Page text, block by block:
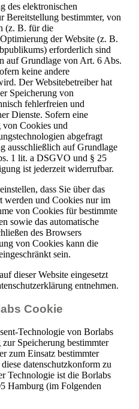
des elektronischen
Bereitstellung bestimmter, von
(z. B. für die
der Website (z. B.
erforderlich sind
auf Grundlage von Art. 6 Abs.
keine andere
Der Websitebetreiber hat
Speicherung von
fehlerfreien und
Dienste. Sofern eine
Cookies und
abgefragt
ausschließlich auf Grundlage
1 lit. a DSGVO und § 25
ist jederzeit widerrufbar.
dass Sie über das
werden und Cookies nur im
von Cookies für bestimmte
sowie das automatische
des Browsers
von Cookies kann die
sein.
dieser Website eingesetzt
entnehmen.
Cookie
Technologie von Borlabs
Speicherung bestimmter
zum Einsatz bestimmter
datenschutzkonform zu
Technologie ist die Borlabs
Hamburg (im Folgenden